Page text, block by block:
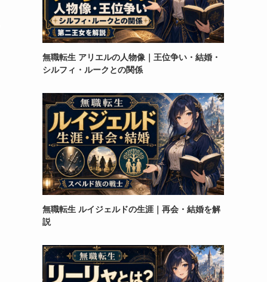
無職転生 アリエルの人物像｜王位争い・結婚・
シルフィ・ルークとの関係
無職転生 ルイジェルドの生涯｜再会・結婚を解
説